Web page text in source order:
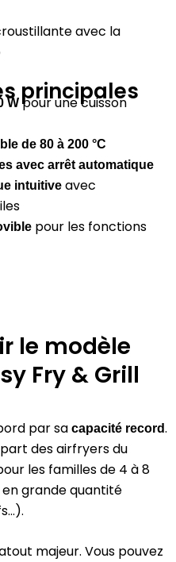
avec la
principales
W pour une cuisson
de 80 à 200 °C
avec arrêt automatique
intuitive avec
pour les fonctions
le modèle
Fry & Grill
par sa capacité record.
des airfryers du
les familles de 4 à 8
grande quantité
majeur. Vous pouvez